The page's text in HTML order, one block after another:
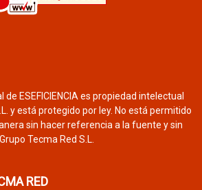
ESEFICIENCIA es propiedad intelectual
y está protegido por ley. No está permitido
sin hacer referencia a la fuente y sin
Tecma Red S.L.
RED